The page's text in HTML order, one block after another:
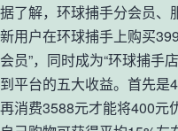
据了解，环球捕手分会员、
新用户在环球捕手上购买
会员”，同时成为“环球捕手
到平台的五大收益。首先
再消费3588元才能将400元